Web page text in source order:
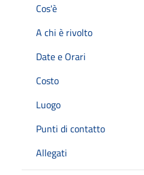
Cos'è
A chi è rivolto
Date e Orari
Costo
Luogo
Punti di contatto
Allegati